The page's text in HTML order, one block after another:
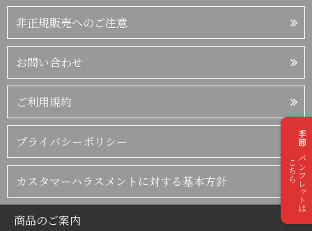
非正規販売へのご注意
お問い合わせ
ご利用規約
プライバシーポリシー
カスタマーハラスメントに対する基本方針
商品のご案内
季節のパンフレットは
こちら